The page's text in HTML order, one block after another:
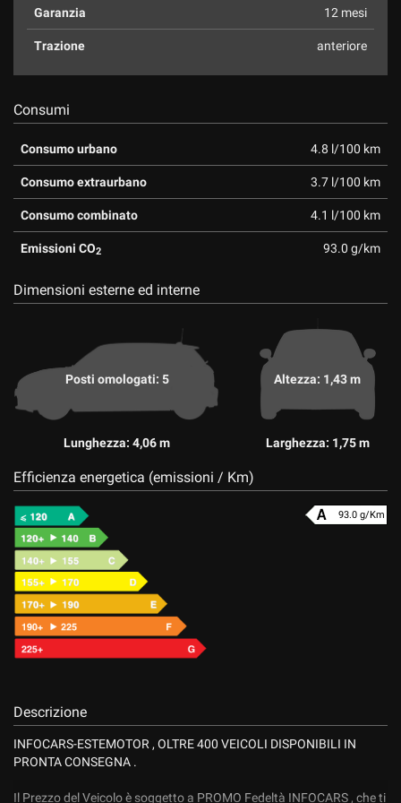
Garanzia 12 mesi
Trazione anteriore
Consumi
Consumo urbano 4.8 l/100 km
Consumo extraurbano 3.7 l/100 km
Consumo combinato 4.1 l/100 km
Emissioni CO2 93.0 g/km
Dimensioni esterne ed interne
Posti omologati: 5
Lunghezza: 4,06 m
Altezza: 1,43 m
Larghezza: 1,75 m
Efficienza energetica (emissioni / Km)
93.0 g/Km
Descrizione
INFOCARS-ESTEMOTOR , OLTRE 400 VEICOLI DISPONIBILI IN
PRONTA CONSEGNA .
Il Prezzo del Veicolo è soggetto a PROMO Fedeltà INFOCARS , che ti